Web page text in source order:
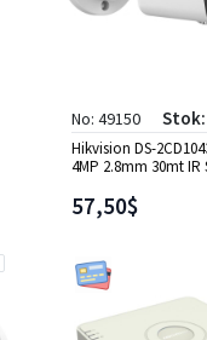
No: 49150 Stok:
Hikvision DS-
4MP 2.8mm 30mt IR
57,50$